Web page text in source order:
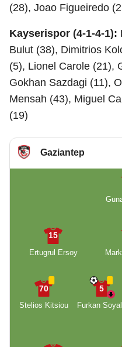
(28), Joao Figueiredo
Kayserispor (4-1-4-1):
Bulut (38), Dimitrios
(5), Lionel Carole (21),
Gokhan Sazdagi (11),
Mensah (43), Miguel
(19)
Gaziantep
15
Ertugrul Ersoy
70
Stelios Kitsiou
5
Furkan